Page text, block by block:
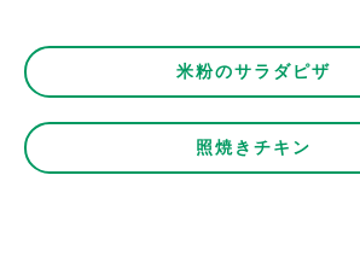
米粉のサラダピザ
照焼きチキン